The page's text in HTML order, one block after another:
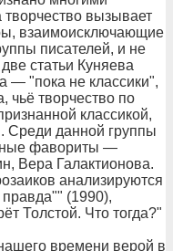
творчество вызывает
взаимоисключающие
писателей, и не
статьи Куняева
— "пока не классики",
чьё творчество по
классикой,
Среди данной группы
фавориты —
Вера Галактионова.
анализируются
правда"" (1990),
Толстой. Что тогда?"
времени верой в